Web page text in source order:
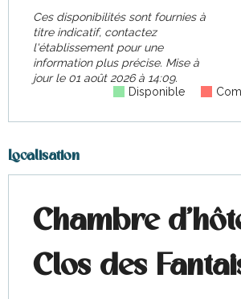
Ces disponibilités sont fournies à
titre indicatif, contactez
l'établissement pour une
information plus précise. Mise à
jour le01 août 2026 à 14:09.
Disponible
Localisation
Chambre
Clos des